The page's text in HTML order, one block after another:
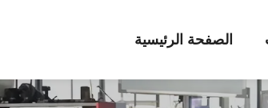
الصفحة الرئيسية